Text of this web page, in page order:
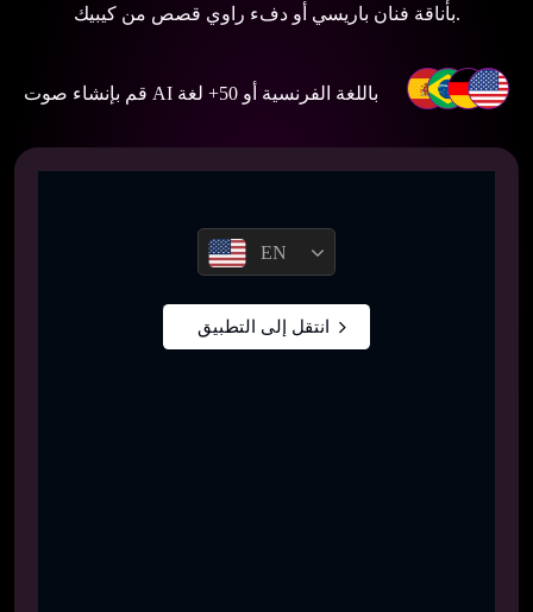
بأناقة فنان باريسي أو دفء راوي قصص من كيبيك.
قم بإنشاء صوت AI باللغة الفرنسية أو 50+ لغة
EN
انتقل إلى التطبيق